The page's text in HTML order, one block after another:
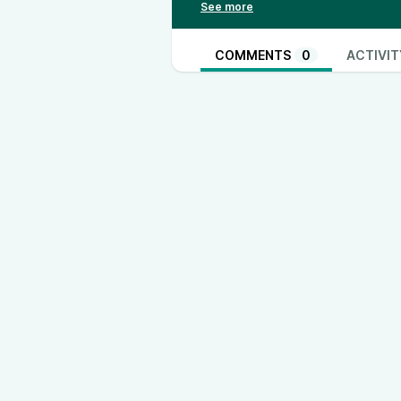
Dove trovare Joda:
Dove trovare Artematiko:
📣 PARTECIPA alle dirette, sul
https://t.me/LlNKioni
COMMENTS 0